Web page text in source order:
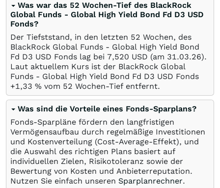
Was war das 52 Wochen-Tief des BlackRock
Global Funds - Global High Yield Bond Fd D3 USD
Fonds?
Der Tiefststand, in den letzten 52 Wochen, des
BlackRock Global Funds - Global High Yield Bond
Fd D3 USD Fonds lag bei 7,520 USD (am 31.03.26).
Laut aktuellem Kurs ist der BlackRock Global
Funds - Global High Yield Bond Fd D3 USD Fonds
+1,33 % vom 52 Wochen-Tief entfernt.
Was sind die Vorteile eines Fonds-Sparplans?
Fonds-Sparpläne fördern den langfristigen
Vermögensaufbau durch regelmäßige Investitionen
und Kostenverteilung (Cost-Average-Effekt), und
die Auswahl des richtigen Plans basiert auf
individuellen Zielen, Risikotoleranz sowie der
Bewertung von Kosten und Anbieterreputation.
Nutzen Sie einfach unseren Sparplanrechner.